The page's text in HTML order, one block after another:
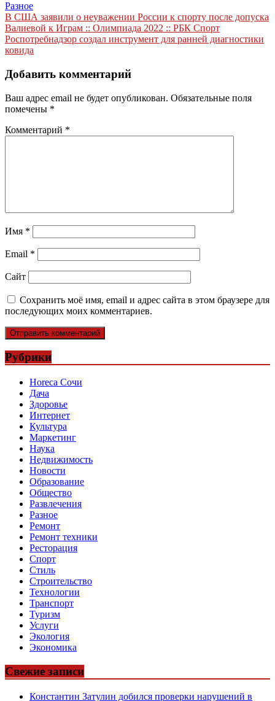
Разное
Навигация
по
записям
В США заявили о неуважении России к спорту после допуска
Валиевой к Играм :: Олимпиада 2022 :: РБК Спорт
Роспотребнадзор создал инструмент для ранней диагностики
ковида
Добавить комментарий
Ваш адрес email не будет опубликован. Обязательные поля
помечены *
Комментарий *
Имя *
Email *
Сайт
Сохранить моё имя, email и адрес сайта в этом браузере для
последующих моих комментариев.
Рубрики
Horeca Сочи
Дача
Здоровье
Интернет
Культура
Маркетинг
Наука
Недвижимость
Новости
Образование
Общество
Развлечения
Разное
Ремонт
Ремонт техники
Ресторация
Спорт
Стиль
Строительство
Технологии
Транспорт
Туризм
Услуги
Экология
Экономика
Свежие записи
Константин Затулин добился проверки нарушений в